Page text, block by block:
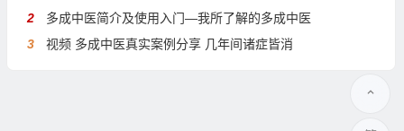
2
多成中医简介及使用入门—我所了解的多成中医
3
视频 多成中医真实案例分享 几年间诸症皆消